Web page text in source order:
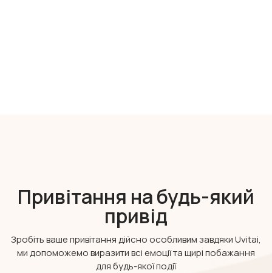
Привітання на будь-який
привід
Зробіть ваше привітання дійсно особливим завдяки Uvitai,
ми допоможемо виразити всі емоції та щирі побажання
для будь-якої події